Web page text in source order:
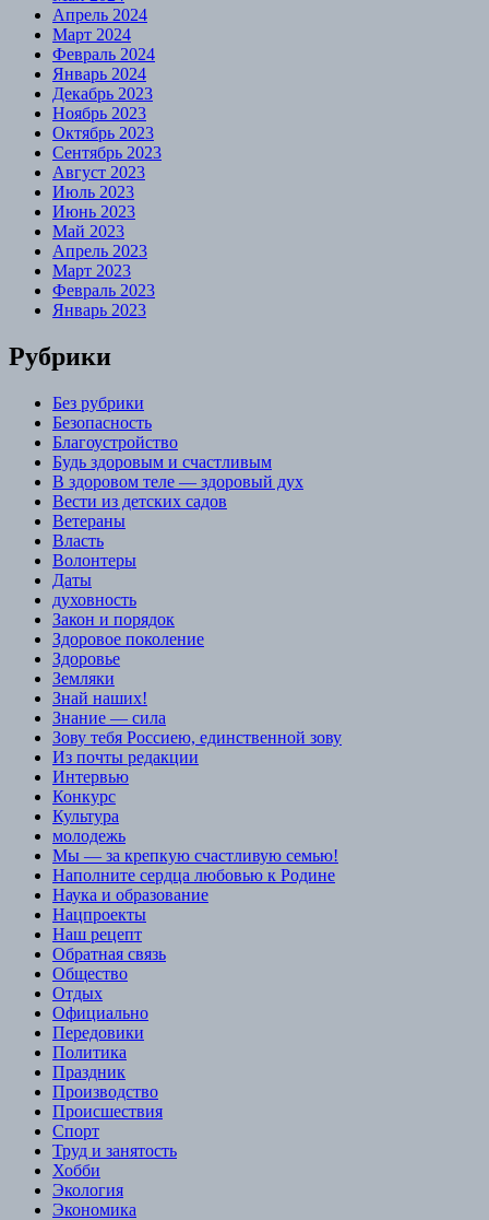
Апрель 2024
Март 2024
Февраль 2024
Январь 2024
Декабрь 2023
Ноябрь 2023
Октябрь 2023
Сентябрь 2023
Август 2023
Июль 2023
Июнь 2023
Май 2023
Апрель 2023
Март 2023
Февраль 2023
Январь 2023
Рубрики
Без рубрики
Безопасность
Благоустройство
Будь здоровым и счастливым
В здоровом теле — здоровый дух
Вести из детских садов
Ветераны
Власть
Волонтеры
Даты
духовность
Закон и порядок
Здоровое поколение
Здоровье
Земляки
Знай наших!
Знание — сила
Зову тебя Россиею, единственной зову
Из почты редакции
Интервью
Конкурс
Культура
молодежь
Мы — за крепкую счастливую семью!
Наполните сердца любовью к Родине
Наука и образование
Нацпроекты
Наш рецепт
Обратная связь
Общество
Отдых
Официально
Передовики
Политика
Праздник
Производство
Происшествия
Спорт
Труд и занятость
Хобби
Экология
Экономика